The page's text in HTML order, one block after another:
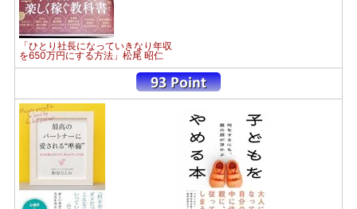
「ひとり社長になっていきなり年収
を650万円にする方法」松尾 昭仁